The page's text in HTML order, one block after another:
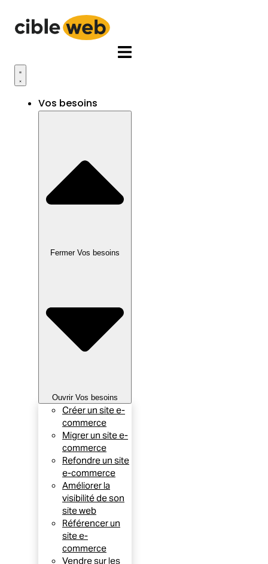
contenu
Vos besoins
Fermer Vos besoins
Ouvrir Vos besoins
Créer un site e-
commerce
Migrer un site e-
commerce
Refondre un site
e-commerce
Améliorer la
visibilité de son
site web
Référencer un
site e-
commerce
Vendre sur les